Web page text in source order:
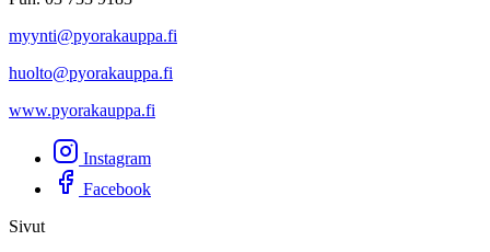
myynti@pyorakauppa.fi
huolto@pyorakauppa.fi
www.pyorakauppa.fi
Instagram
Facebook
Sivut